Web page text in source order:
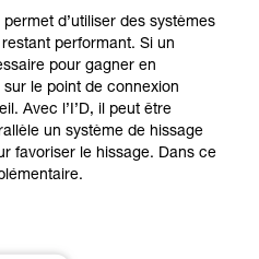
votre capacité à refaire
en toute sécurité, avant
de techniques
Il peut en exister d’autres
pas ici.
d’utiliser des systèmes
performant. Si un
pour gagner en
le point de connexion
Avec l’I’D, il peut être
un système de hissage
favoriser le hissage. Dans ce